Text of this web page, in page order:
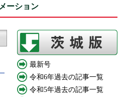
ーション
最新号
令和6年過去の記事一覧
令和5年過去の記事一覧